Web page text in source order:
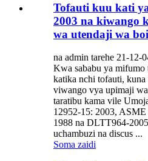
Tofauti kuu kati
2003 na kiwango
wa utendaji wa
na admin tarehe 21-12-
Kwa sababu ya
katika nchi tofauti, kuna
viwango vya upimaji
taratibu kama vile
12952-15: 2003,
1988 na DLTT964-
uchambuzi na discus ...
Soma zaidi